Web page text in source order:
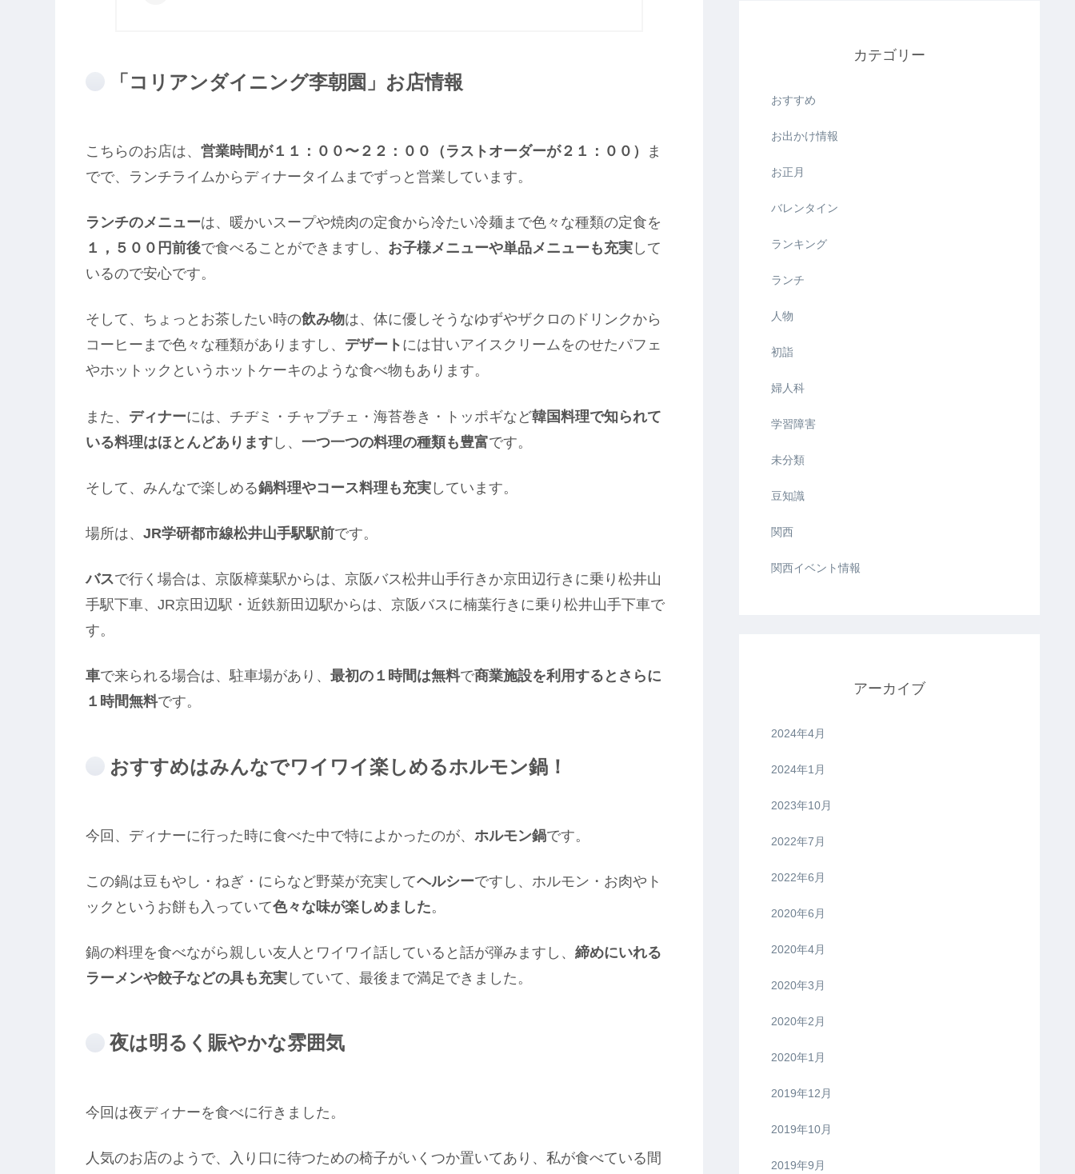
「コリアンダイニング李朝園」お店情報
こちらのお店は、 営業時間が１１：００〜２２：００（ラストオーダーが２１：００）
ま
でで、ランチライムからディナータイムまでずっと営業しています。
ランチのメニューは、暖かいスープや焼肉の定食から冷たい冷麺まで色々な種類の定食を
１，５００円前後で食べることができますし、 お子様メニューや単品メニューも充実 して
いるので安心です。
そして、ちょっとお茶したい時の飲み物は、体に優しそうなゆずやザクロのドリンクから
コーヒーまで色々な種類がありますし、 デザート には甘いアイスクリームをのせたパフェ
やホットックというホットケーキのような食べ物もあります。
また、 ディナーには、チヂミ・チャプチェ・海苔巻き・トッポギなど韓国料理で知られて
いる料理はほとんどあります し、 一つ一つの料理の種類も豊富です。
そして、みんなで楽しめる鍋料理やコース料理も充実 しています。
場所は、 JR学研都市線松井山手駅駅前です。
バスで行く場合は、京阪樟葉駅からは、京阪バス松井山手行きか京田辺行きに乗り松井山
手駅下車、JR京田辺駅・近鉄新田辺駅からは、京阪バスに楠葉行きに乗り松井山手下車で
す。
車で来られる場合は、駐車場があり、 最初の１時間は無料で商業施設を利用するとさらに
１時間無料です。
おすすめはみんなでワイワイ楽しめるホルモン鍋！
今回、ディナーに行った時に食べた中で特によかったのが、 ホルモン鍋です。
この鍋は豆もやし・ねぎ・にらなど野菜が充実してヘルシーですし、ホルモン・お肉やト
ックというお餅も入っていて色々な味が楽しめました。
鍋の料理を食べながら親しい友人とワイワイ話していると話が弾みますし、 締めにいれる
ラーメンや餃子などの具も充実 していて、最後まで満足できました。
夜は明るく賑やかな雰囲気
今回は夜ディナーを食べに行きました。
人気のお店のようで、入り口に待つための椅子がいくつか置いてあり、私が食べている間
カテゴリー
おすすめ
お出かけ情報
お正月
バレンタイン
ランキング
ランチ
人物
初詣
婦人科
学習障害
未分類
豆知識
関西
関西イベント情報
アーカイブ
2024年4月
2024年1月
2023年10月
2022年7月
2022年6月
2020年6月
2020年4月
2020年3月
2020年2月
2020年1月
2019年12月
2019年10月
2019年9月